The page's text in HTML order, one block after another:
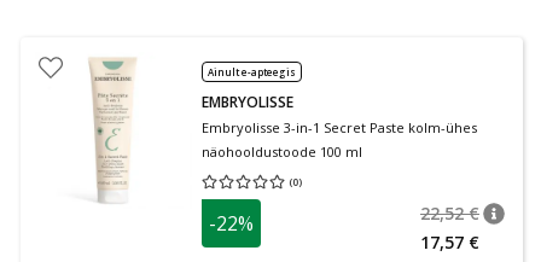
Ainult e-apteegis
EMBRYOLISSE
Embryolisse 3-in-1 Secret Paste kolm-ühes
näohooldustoode 100 ml
(0)
Keskmine hinnang 0.00
-22% 22,52 €
17,57 €